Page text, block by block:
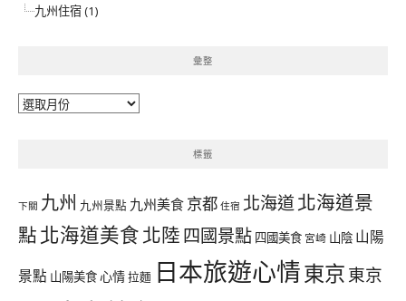
九州住宿 (1)
彙整
彙
標籤
下關 九州 九州景點 九州美食 京都 住宿 北海道北海道景
點北海道美食北陸四國景點 四國美食 宮崎 山陰 山陽
景點 山陽美食心情拉麵 日本旅遊心情東京 東京